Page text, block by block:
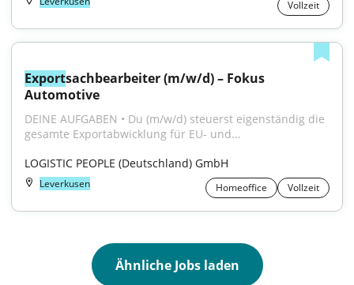
Vollzeit
Exportsachbearbeiter (m/w/d) – Fokus
Automotive
DEINE AUFGABEN • Du (m/w/d) steuerst eigenständig die
gesamte Exportabwicklung für EU- und...
LOGISTIC PEOPLE (Deutschland) GmbH
Leverkusen Homeoffice Vollzeit
Ähnliche Jobs laden